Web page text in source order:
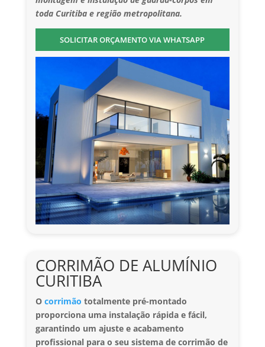
toda Curitiba e região metropolitana.
SOLICITAR ORÇAMENTO VIA WHATSAPP
CORRIMÃO DE ALUMÍNIO
CURITIBA
O corrimão totalmente pré-montado
proporciona uma instalação rápida e fácil,
garantindo um ajuste e acabamento
profissional para o seu sistema de corrimão de